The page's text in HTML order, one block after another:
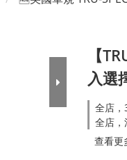
【
入選
全店，
全店，
查看更